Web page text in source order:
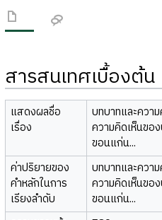
สารสนเทศเบื้องต้น
แสดงผลชื่อ
เรื่อง
บทบาทและควา
ความคิดเห็นขอ
ขอนแก่น...
ค่าปริยายของ
คำหลักในการ
เรียงลำดับ
บทบาทและควา
ความคิดเห็นขอ
ขอนแก่น...